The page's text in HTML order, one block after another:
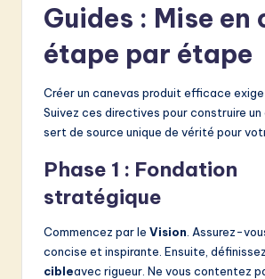
Guides : Mise
étape par étape
Créer un canevas produit efficace exige
Suivez ces directives pour construire un
sert de source unique de vérité pour
Phase 1 : Fondation
stratégique
Commencez par le Vision . Assurez-
concise et inspirante. Ensuite,
cibleavec rigueur. Ne vous contentez